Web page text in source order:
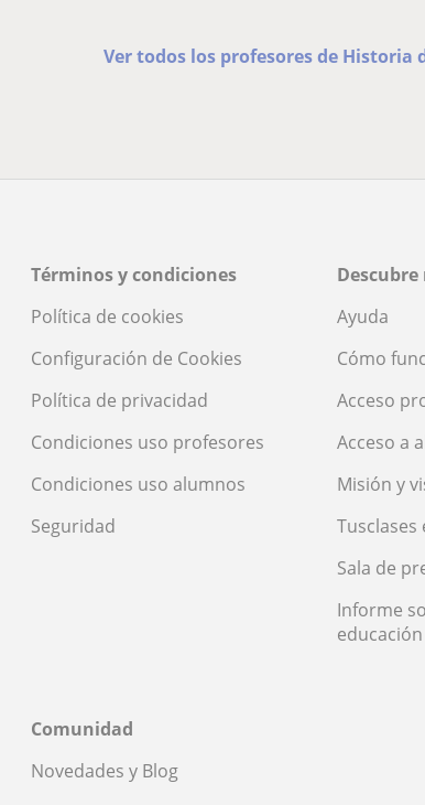
Ver todos los profesores de Historia
Términos y condiciones
Política de cookies
Configuración de Cookies
Política de privacidad
Condiciones uso profesores
Condiciones uso alumnos
Seguridad
Descubre
Ayuda
Cómo
Acceso
Acceso a
Misión y
Sala de
Informe
educación
Comunidad
Novedades y Blog